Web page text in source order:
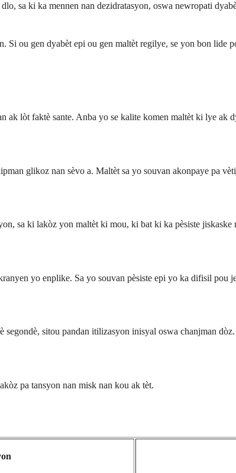
sa ki ka mennen nan dezidratasyon, oswa newropati
Si ou gen dyabèt epi ou gen maltèt regilye, se yon bon lide
ak lòt faktè sante. Anba yo se kalite komen maltèt ki lye ak
glikoz nan sèvo a. Maltèt sa yo souvan akonpaye pa
sa ki lakòz yon maltèt ki mou, ki bat ki ka pèsiste jiskaske
yo enplike. Sa yo souvan pèsiste epi yo ka difisil pou
segondè, sitou pandan itilizasyon inisyal oswa chanjman dòz.
pa tansyon nan misk nan kou ak tèt.